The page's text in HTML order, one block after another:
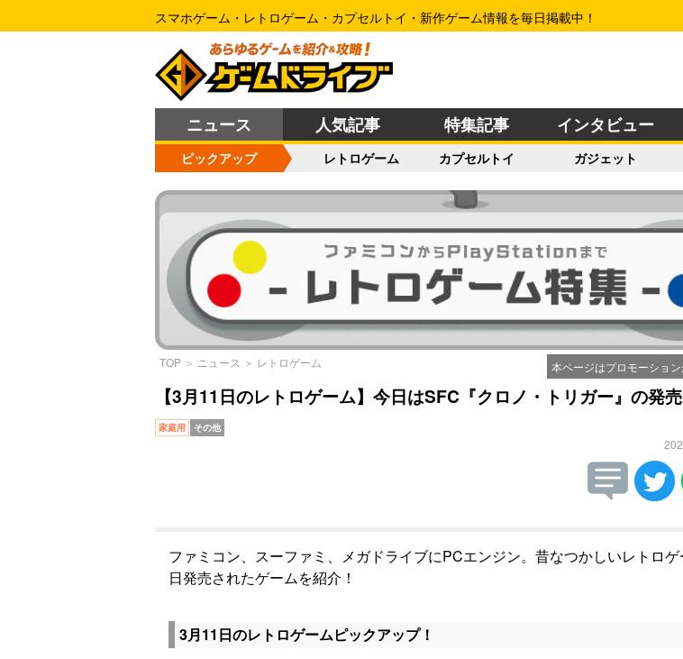
スマホゲーム・レトロゲーム・カプセルトイ・新作ゲーム情報を毎日掲載中！
ニュース 人気記事 特集記事 インタビュー
ピックアップ レトロゲーム カプセルトイ ガジェット
本ページはプロモーショ
TOP ＞ ニュース ＞ レトロゲーム
【3月11日のレトロゲーム】今日はSFC『クロノ・トリガー』の発
家庭用 その他
ファミコン、スーファミ、メガドライブにPCエンジン。昔なつかしいレトロ
日発売されたゲームを紹介！
3月11日のレトロゲームピックアップ！